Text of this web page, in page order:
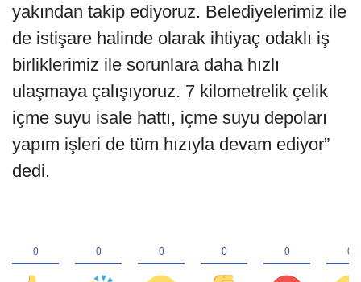
yakından takip ediyoruz. Belediyelerimiz ile
de istişare halinde olarak ihtiyaç odaklı iş
birliklerimiz ile sorunlara daha hızlı
ulaşmaya çalışıyoruz. 7 kilometrelik çelik
içme suyu isale hattı, içme suyu depoları
yapım işleri de tüm hızıyla devam ediyor”
dedi.